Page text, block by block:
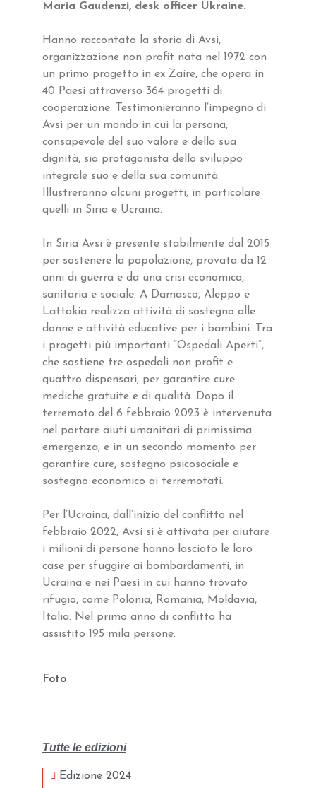
Maria Gaudenzi, desk officer Ukraine.
Hanno raccontato la storia di Avsi,
organizzazione non profit nata nel 1972 con
un primo progetto in ex Zaire, che opera in
40 Paesi attraverso 364 progetti di
cooperazione. Testimonieranno l’impegno di
Avsi per un mondo in cui la persona,
consapevole del suo valore e della sua
dignità, sia protagonista dello sviluppo
integrale suo e della sua comunità.
Illustreranno alcuni progetti, in particolare
quelli in Siria e Ucraina.
In Siria Avsi è presente stabilmente dal 2015
per sostenere la popolazione, provata da 12
anni di guerra e da una crisi economica,
sanitaria e sociale. A Damasco, Aleppo e
Lattakia realizza attività di sostegno alle
donne e attività educative per i bambini. Tra
i progetti più importanti “Ospedali Aperti”,
che sostiene tre ospedali non profit e
quattro dispensari, per garantire cure
mediche gratuite e di qualità. Dopo il
terremoto del 6 febbraio 2023 è intervenuta
nel portare aiuti umanitari di primissima
emergenza, e in un secondo momento per
garantire cure, sostegno psicosociale e
sostegno economico ai terremotati.
Per l’Ucraina, dall’inizio del conflitto nel
febbraio 2022, Avsi si è attivata per aiutare
i milioni di persone hanno lasciato le loro
case per sfuggire ai bombardamenti, in
Ucraina e nei Paesi in cui hanno trovato
rifugio, come Polonia, Romania, Moldavia,
Italia. Nel primo anno di conflitto ha
assistito 195 mila persone.
Foto
Tutte le edizioni
Edizione 2024